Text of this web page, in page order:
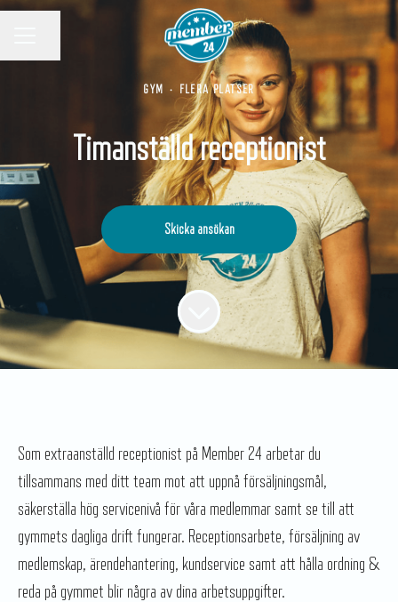
GYM · FLERA PLATSER
Timanställd receptionist
Skicka ansökan
Som extraanställd receptionist på Member 24 arbetar du
tillsammans med ditt team mot att uppnå försäljningsmål,
säkerställa hög servicenivå för våra medlemmar samt se till att
gymmets dagliga drift fungerar. Receptionsarbete, försäljning av
medlemskap, ärendehantering, kundservice samt att hålla ordning &
reda på gymmet blir några av dina arbetsuppgifter.